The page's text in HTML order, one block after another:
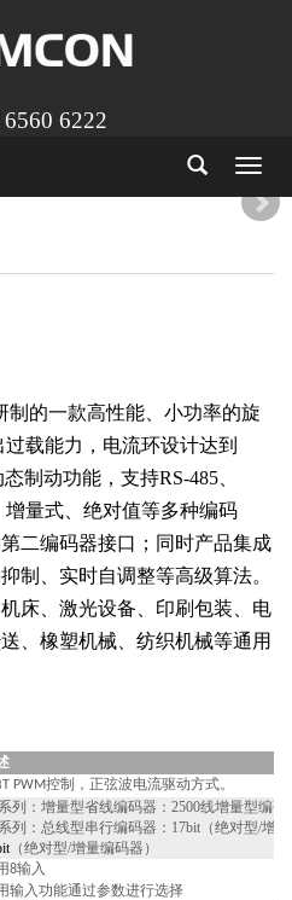
6222
Toggle
制的一款高性能、小功率的旋
载能力，电流环设计达到
制动功能，支持RS-485、
增量式、绝对值等多种编码
二编码器接口；同时产品集成
制、实时自调整等高级算法。
床、激光设备、印刷包装、电
、橡塑机械、纺织机械等通用
PWM控制，正弦波电流驱动方式。
系列：增量型省线编码器：2500线增量型编码
系列：总线型串行编码器：17bit（绝对型/增
（绝对型/增量编码器）
8输入
输入功能通过参数进行选择